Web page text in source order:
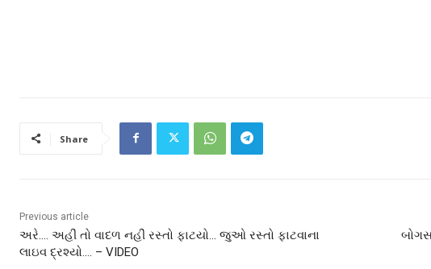
Share
Previous article
અરે…. અહીં તો વાદળ નહીં રસ્તો ફાટયો… જુઓ રસ્તો ફાટવાના
લાઇવ દ્રશ્યો…. – VIDEO